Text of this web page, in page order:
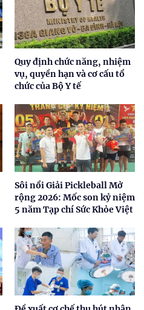
Quy định chức năng, nhiệm
vụ, quyền hạn và cơ cấu tổ
chức của Bộ Y tế
Sôi nổi Giải Pickleball Mở
rộng 2026: Mốc son kỷ niệm
5 năm Tạp chí Sức Khỏe Việt